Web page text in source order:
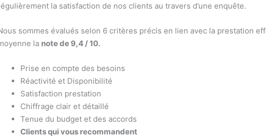
la satisfaction de nos clients au travers d’une enquête.
sommes évalués selon 6 critères précis en lien avec la prestation
la note de 9,4 / 10.
Prise en compte des besoins
Réactivité et Disponibilité
Satisfaction prestation
Chiffrage clair et détaillé
Tenue du budget et des accords
Clients qui vous recommandent